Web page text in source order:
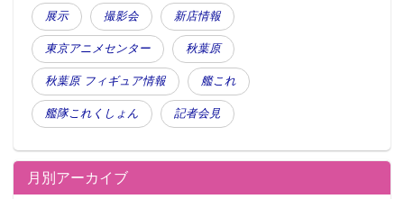
展示 撮影会 新店情報
東京アニメセンター 秋葉原
秋葉原 フィギュア情報 艦これ
艦隊これくしょん 記者会見
月別アーカイブ